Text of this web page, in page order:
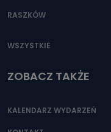
RASZKÓW
WSZYSTKIE
ZOBACZ TAKŻE
KALENDARZ WYDARZEŃ